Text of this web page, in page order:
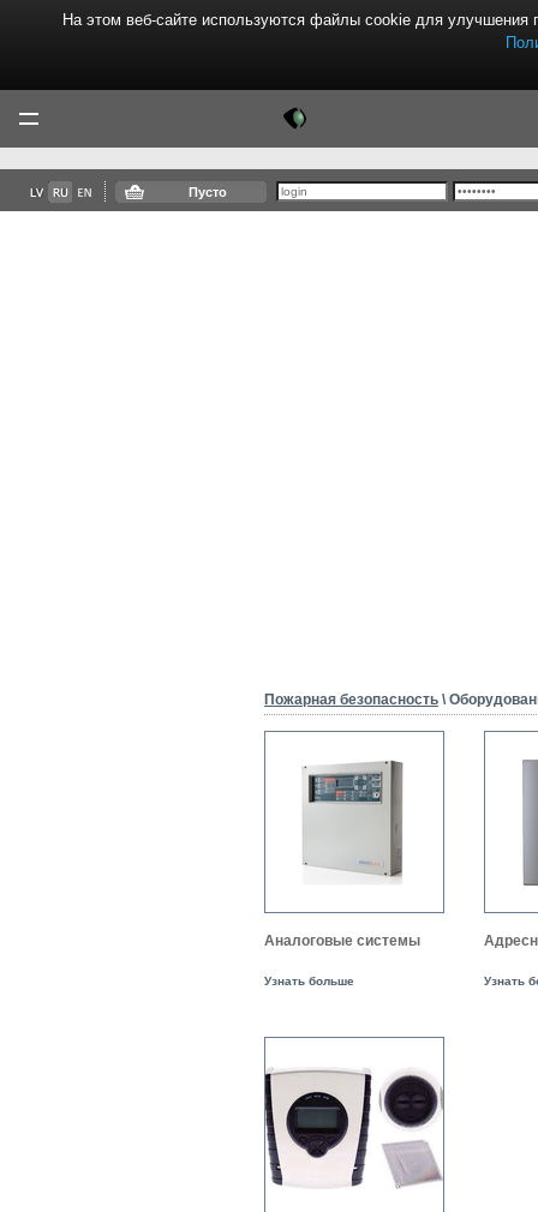
Menu
Пусто
Пожарная безопасность \
Аналоговые системы
Узнать больше Узнать
На этом веб-сайте используются файлы cookie для улучшения